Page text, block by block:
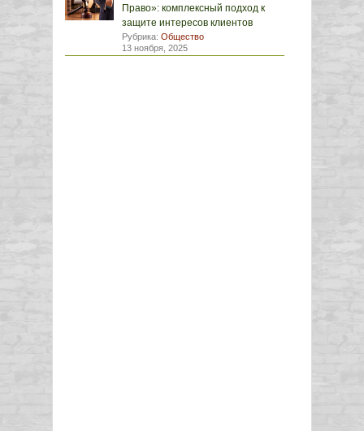
Право»: комплексный подход к
защите интересов клиентов
Рубрика: Общество
13 ноября, 2025